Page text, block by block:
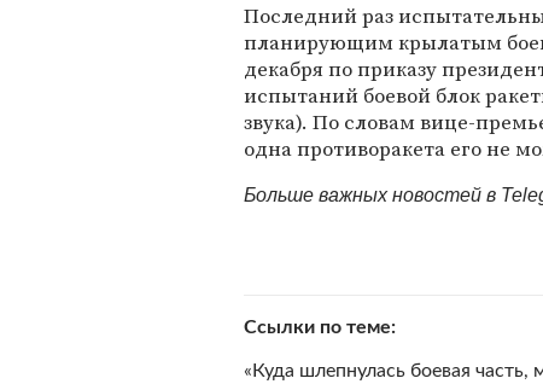
Последний раз
планирующим крылатым
декабря по приказу
испытаний боевой блок
звука). По словам вице-
одна противоракета его не
Больше важных новостей в
Ссылки по теме
«Куда шлепнулась боевая часть,